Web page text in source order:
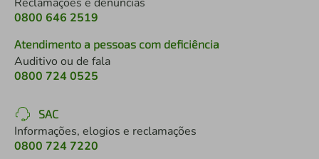
0800 646 2519
Atendimento a pessoas com deficiência
Auditivo ou de fala
0800 724 0525
SAC
Informações, elogios e reclamações
0800 724 7220